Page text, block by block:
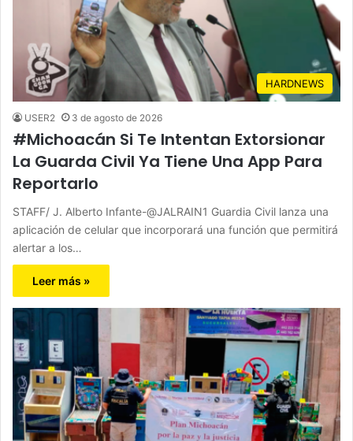
HARDNEWS
USER2 3 de agosto de 2026
#Michoacán Si Te Intentan Extorsionar
La Guarda Civil Ya Tiene Una App Para
Reportarlo
STAFF/ J. Alberto Infante-@JALRAIN1 Guardia Civil lanza una
aplicación de celular que incorporará una función que permitirá
alertar a los…
Leer más »